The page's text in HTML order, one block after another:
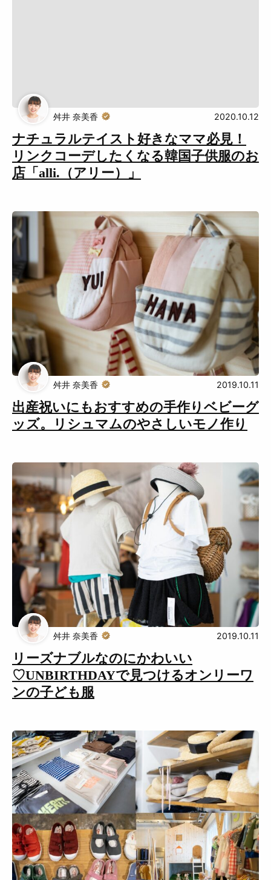
ナチュラルテイスト好きなママ必見！
リンクコーデしたくなる韓国子供服のお
店「alli.（アリー）」
舛井 奈美香 2020.10.12
出産祝いにもおすすめの手作りベビーグ
ッズ。リシュマムのやさしいモノ作り
舛井 奈美香 2019.10.11
リーズナブルなのにかわいい
♡UNBIRTHDAYで見つけるオンリーワ
ンの子ども服
舛井 奈美香 2019.10.11